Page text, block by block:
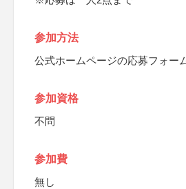
参加方法
公式ホームページの応募フォー
参加資格
不問
参加費
無し